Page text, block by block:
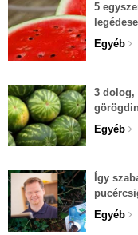
5
Egyéb
3 dolog,
Egyéb
Így
Egyéb